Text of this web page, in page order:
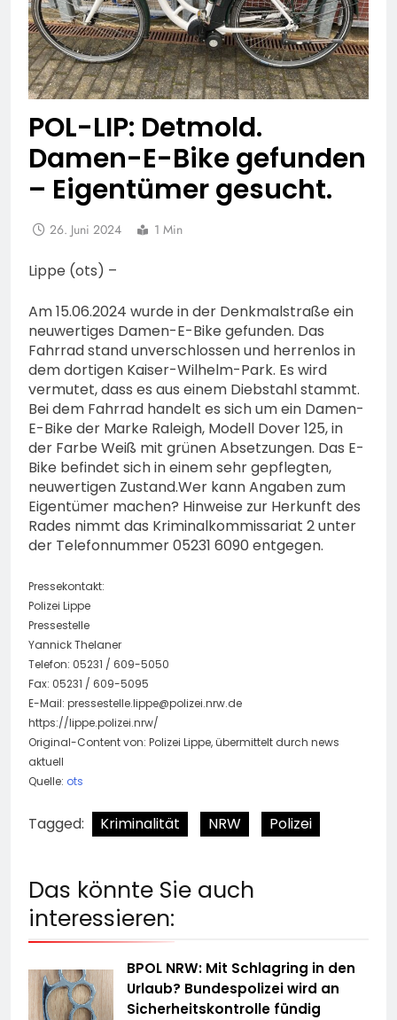
POL-LIP: Detmold.
Damen-E-Bike gefunden
– Eigentümer gesucht.
26. Juni 2024 1 Min
Lippe (ots) –
Am 15.06.2024 wurde in der Denkmalstraße ein
neuwertiges Damen-E-Bike gefunden. Das
Fahrrad stand unverschlossen und herrenlos in
dem dortigen Kaiser-Wilhelm-Park. Es wird
vermutet, dass es aus einem Diebstahl stammt.
Bei dem Fahrrad handelt es sich um ein Damen-
E-Bike der Marke Raleigh, Modell Dover 125, in
der Farbe Weiß mit grünen Absetzungen. Das E-
Bike befindet sich in einem sehr gepflegten,
neuwertigen Zustand.Wer kann Angaben zum
Eigentümer machen? Hinweise zur Herkunft des
Rades nimmt das Kriminalkommissariat 2 unter
der Telefonnummer 05231 6090 entgegen.
Pressekontakt:
Polizei Lippe
Pressestelle
Yannick Thelaner
Telefon: 05231 / 609-5050
Fax: 05231 / 609-5095
E-Mail: pressestelle.lippe@polizei.nrw.de
https://lippe.polizei.nrw/
Original-Content von: Polizei Lippe, übermittelt durch news
aktuell
Quelle: ots
Tagged: Kriminalität NRW Polizei
Das könnte Sie auch
interessieren:
BPOL NRW: Mit Schlagring in den
Urlaub? Bundespolizei wird an
Sicherheitskontrolle fündig